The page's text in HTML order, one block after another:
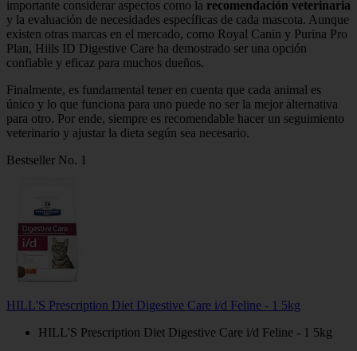
importante considerar aspectos como la recomendación veterinaria
y la evaluación de necesidades específicas de cada mascota. Aunque
existen otras marcas en el mercado, como Royal Canin y Purina Pro
Plan, Hills ID Digestive Care ha demostrado ser una opción
confiable y eficaz para muchos dueños.
Finalmente, es fundamental tener en cuenta que cada animal es
único y lo que funciona para uno puede no ser la mejor alternativa
para otro. Por ende, siempre es recomendable hacer un seguimiento
veterinario y ajustar la dieta según sea necesario.
Bestseller No. 1
HILL'S Prescription Diet Digestive Care i/d Feline - 1 5kg
HILL'S Prescription Diet Digestive Care i/d Feline - 1 5kg